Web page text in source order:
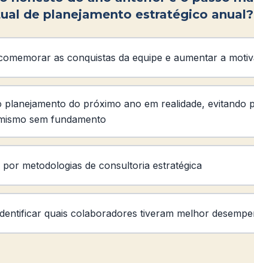
de planejamento estratégico anual?
as conquistas da equipe e aumentar a
do próximo ano em realidade, evitando
sem fundamento
por metodologias de consultoria estratégica
quais colaboradores tiveram melhor